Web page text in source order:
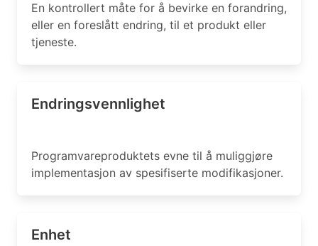
En kontrollert måte for å bevirke en forandring,
eller en foreslått endring, til et produkt eller
tjeneste.
Endringsvennlighet
Programvareproduktets evne til å muliggjøre
implementasjon av spesifiserte modifikasjoner.
Enhet